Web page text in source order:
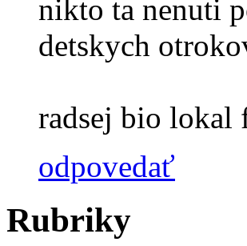
nikto ta nenuti
detskych
radsej bio lokal
odpovedať
Rubriky